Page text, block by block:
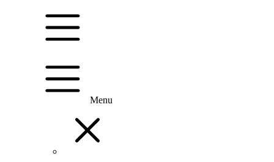
Menu